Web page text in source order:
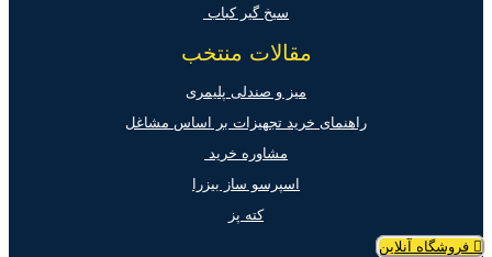
سیخ گیر کباب
مقالات منتخب
میز و صندلی پلیمری
راهنمای خرید تجهیزات بر اساس مشاغل
مشاوره خرید
اسپرسو ساز بیزرا
کته پز
فروشگاه آنلاین